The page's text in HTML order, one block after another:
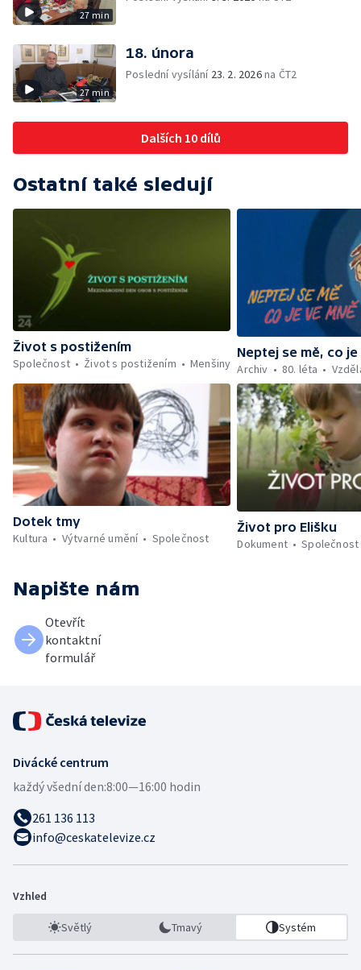
27 min
27 min
18. února
Poslední vysílání 23. 2. 2026na ČT2
Dalších 10 dílů
Ostatní také sledují
Život s postižením
Společnost
Život s postižením Menšiny
Neptej se mě, co
Archiv
80. léta
Dotek tmy
Kultura
Výtvarné umění Společnost
Život pro Elišku
Dokument
Společnost
Napište nám
Otevřít
kontaktní
formulář
Divácké centrum
každý všední den:8:00—16:00 hodin
261 136 113
info@ceskatelevize.cz
Vzhled
Světlý Tmavý Systém